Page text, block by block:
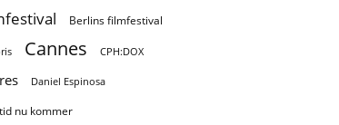
Berlins filmfestival
Cannes CPH:DOX
Daniel Espinosa
nu kommer